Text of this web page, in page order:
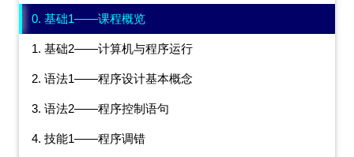
0. 基础1——课程概览
1. 基础2——计算机与程序运行
2. 语法1——程序设计基本概念
3. 语法2——程序控制语句
4. 技能1——程序调错